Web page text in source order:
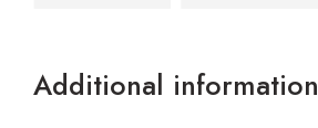
Additional information